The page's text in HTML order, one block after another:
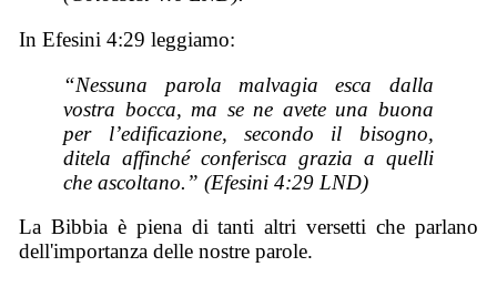
In Efesini 4:29 leggiamo:
“Nessuna parola malvagia esca dalla
vostra bocca, ma se ne avete una buona
per l’edificazione, secondo il bisogno,
ditela affinché conferisca grazia a quelli
che ascoltano.” (Efesini 4:29 LND)
La Bibbia è piena di tanti altri versetti che parlano
dell'importanza delle nostre parole.